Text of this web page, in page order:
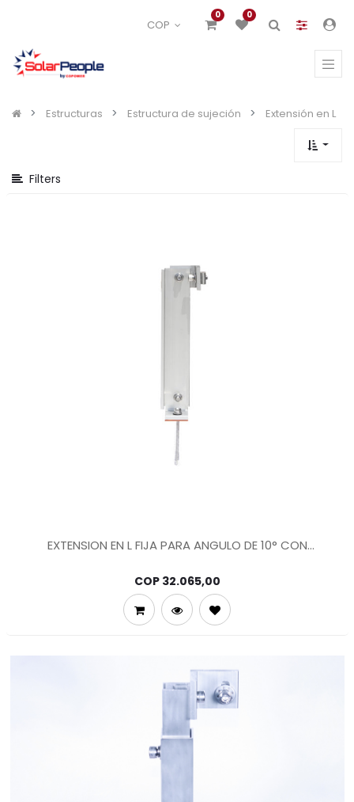
COP
0 0
Estructuras Estructura de sujeción Extensión en L
Filters
EXTENSION EN L FIJA PARA ANGULO DE 10° CON
COP 32.065,00